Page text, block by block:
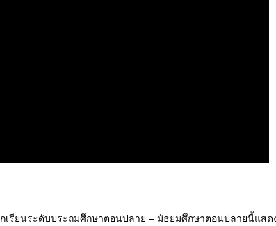
รียนระดับประถมศึกษาตอนปลาย – มัธยมศึกษาตอนปลายนี้แสด